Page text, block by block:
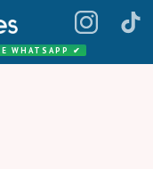
WHATSAPP ✔